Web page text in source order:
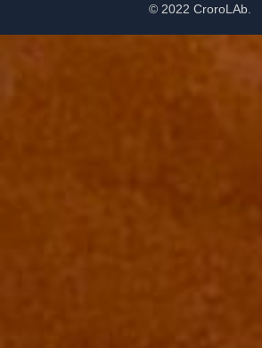
© 2022 CroroLAb.